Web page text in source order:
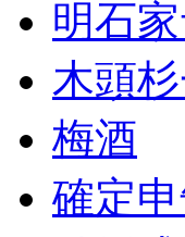
明石
木頭
梅酒
確定